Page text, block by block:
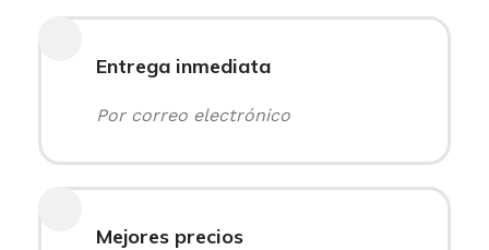
Entrega inmediata
Por correo electrónico
Mejores precios